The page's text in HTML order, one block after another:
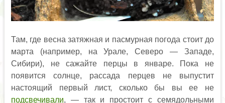
Там, где весна затяжная и пасмурная погода стоит до
марта (например, на Урале, Северо — Западе,
Сибири), не сажайте перцы в январе. Пока не
появится солнце, рассада перцев не выпустит
настоящий первый лист, сколько бы вы ее не
подсвечивали, — так и простоит с семядольными